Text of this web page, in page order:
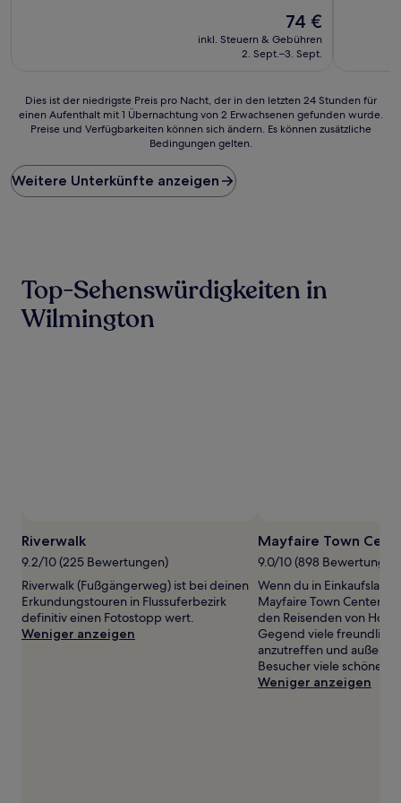
Der
Preis
beträgt
74 €
inkl. Steuern & Gebühren
2. Sept.–3. Sept.
Dies
ist
Preis
pro
Nacht,
24 Stunden
einen
Aufenthalt
zusätzliche
Bedingungen
gelten.
Dies ist der niedrigste Preis pro Nacht, der in den letzten 24 Stunden für
einen Aufenthalt mit 1 Übernachtung von 2 Erwachsenen gefunden wurde.
Preise und Verfügbarkeiten können sich ändern. Es können zusätzliche
Bedingungen gelten.
Weitere Unterkünfte anzeigen
Top-Sehenswürdigkeiten in
Wilmington
Riverwalk
9.2/10 (225 Bewertungen)
Riverwalk (Fußgängerweg) ist bei deinen
Erkundungstouren in Flussuferbezirk
definitiv einen Fotostopp wert.
Weniger anzeigen
Mayfaire Town
9.0/10 (898
Wenn du in
Mayfaire Town Center in
den Reisenden von
Gegend viele
anzutreffen und
Besucher viele schöne
Weniger anzeigen